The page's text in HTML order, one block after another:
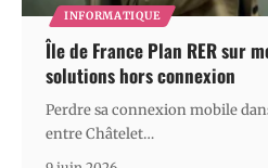
INFORMATIQUE
Île de France Plan RER sur
solutions hors connexion
Perdre sa connexion mobile
entre Châtelet…